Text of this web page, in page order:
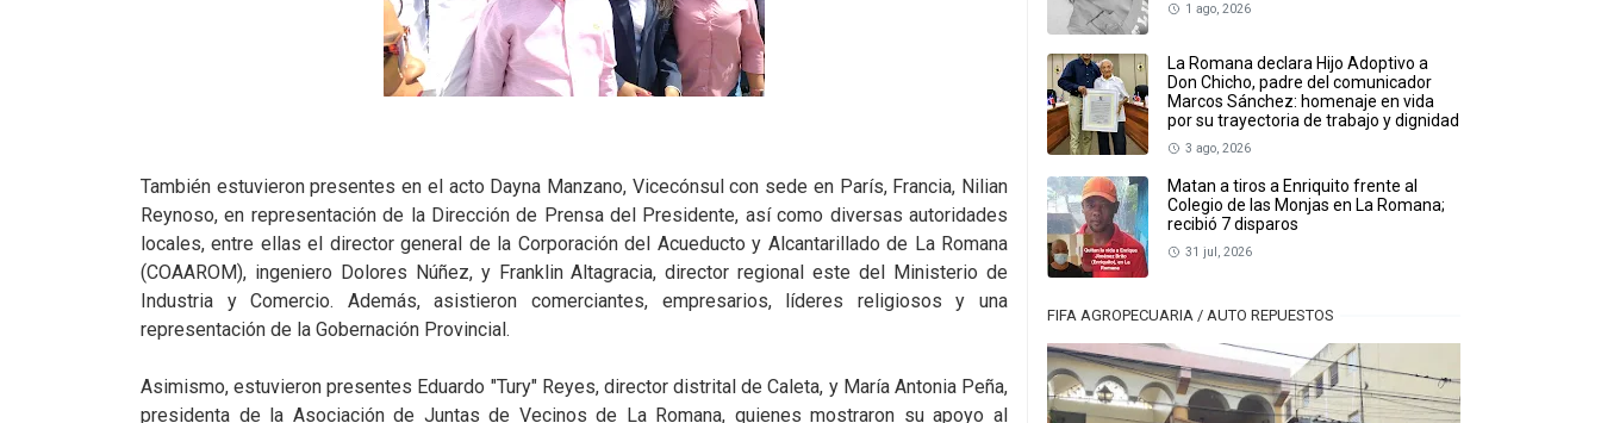
También estuvieron presentes en el acto Dayna Manzano, Vicecónsul con sede en París, Francia, Nilian
Reynoso, en representación de la Dirección de Prensa del Presidente, así como diversas autoridades
locales, entre ellas el director general de la Corporación del Acueducto y Alcantarillado de La Romana
(COAAROM), ingeniero Dolores Núñez, y Franklin Altagracia, director regional este del Ministerio de
Industria y Comercio. Además, asistieron comerciantes, empresarios, líderes religiosos y una
representación de la Gobernación Provincial.
Asimismo, estuvieron presentes Eduardo "Tury" Reyes, director distrital de Caleta, y María Antonia Peña,
presidenta de la Asociación de Juntas de Vecinos de La Romana, quienes mostraron su apoyo al
1 ago, 2026
La Romana declara Hijo Adoptivo a
Don Chicho, padre del comunicador
Marcos Sánchez: homenaje en vida
por su trayectoria de trabajo y dignidad
3 ago, 2026
Matan a tiros a Enriquito frente al
Colegio de las Monjas en La Romana;
recibió 7 disparos
31 jul, 2026
FIFA AGROPECUARIA / AUTO REPUESTOS